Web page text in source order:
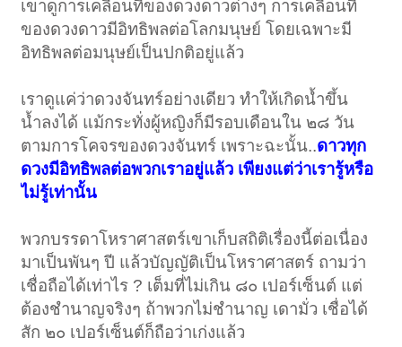
เขาดูการเคลื่อนที่ของดวงดาวต่างๆ การเคลื่อนที่
ของดวงดาวมีอิทธิพลต่อโลกมนุษย์ โดยเฉพาะมี
อิทธิพลต่อมนุษย์เป็นปกติอยู่แล้ว
เราดูแค่ว่าดวงจันทร์อย่างเดียว ทำให้เกิดน้ำขึ้น
น้ำลงได้ แม้กระทั่งผู้หญิงก็มีรอบเดือนใน ๒๘ วัน
ตามการโคจรของดวงจันทร์ เพราะฉะนั้น..ดาวทุก
ดวงมีอิทธิพลต่อพวกเราอยู่แล้ว เพียงแต่ว่าเรารู้หรือ
ไม่รู้เท่านั้น
พวกบรรดาโหราศาสตร์เขาเก็บสถิติเรื่องนี้ต่อเนื่อง
มาเป็นพันๆ ปี แล้วบัญญัติเป็นโหราศาสตร์ ถามว่า
เชื่อถือได้เท่าไร ? เต็มที่ไม่เกิน ๘๐ เปอร์เซ็นต์ แต่
ต้องชำนาญจริงๆ ถ้าพวกไม่ชำนาญ เดามั่ว เชื่อได้
สัก ๒๐ เปอร์เซ็นต์ก็ถือว่าเก่งแล้ว